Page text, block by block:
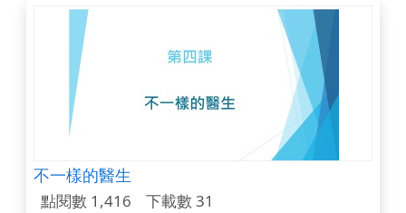
不一樣的醫生
點閱數 1,416 下載數 31